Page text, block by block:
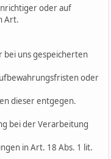
oder auf
Art.
bei uns gespeicherten
oder
dieser entgegen.
bei der Verarbeitung
in Art. 18 Abs. 1 lit.